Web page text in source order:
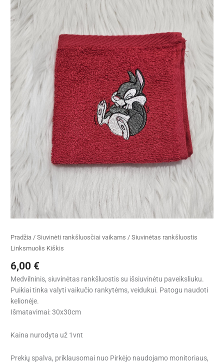
Pradžia /Siuvinėti rankšluosčiai vaikams / Siuvinėtas rankšluostis
Linksmuolis Kiškis
6,00 €
Medvilninis, siuvinėtas rankšluostis su išsiuvinėtu paveiksliuku.
Puikiai tinka valyti vaikučio rankytėms, veidukui. Patogu naudoti
kelionėje.
Išmatavimai: 30x30cm
Kaina nurodyta už 1vnt
Prekių spalva, priklausomai nuo Pirkėjo naudojamo monitoriaus,
Linksmuolis
Kiškis